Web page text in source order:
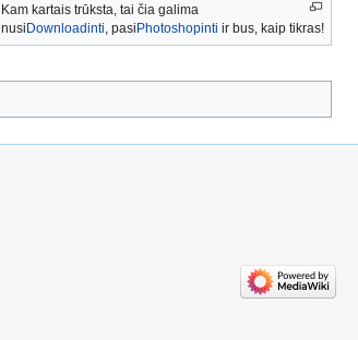
Kam kartais trūksta, tai čia galima
nusiDownloadinti , pasiPhotoshopinti ir bus, kaip tikras!